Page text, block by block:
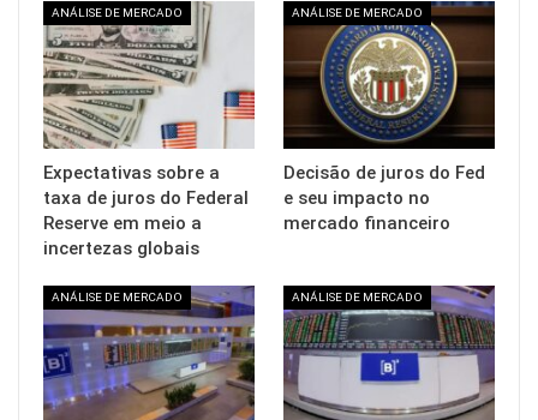
ANÁLISE DE MERCADO
Expectativas sobre a
taxa de juros do Federal
Reserve em meio a
incertezas globais
ANÁLISE DE MERCADO
Decisão de juros do Fed
e seu impacto no
mercado financeiro
ANÁLISE DE MERCADO ANÁLISE DE MERCADO